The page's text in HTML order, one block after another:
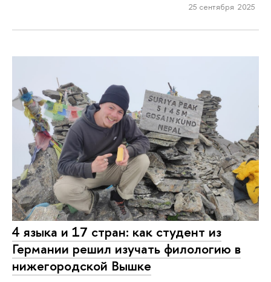
25 сентября 2025
4 языка и 17 стран: как студент из
Германии решил изучать филологию в
нижегородской Вышке